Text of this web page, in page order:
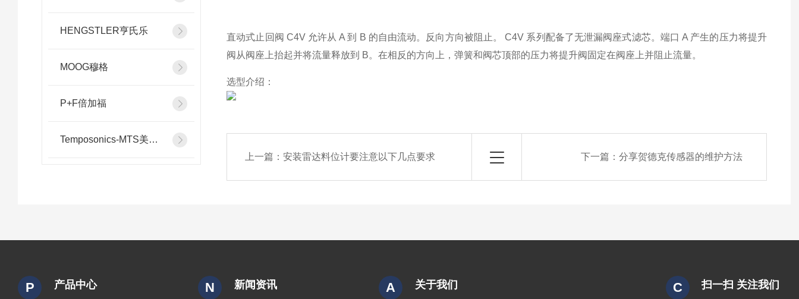
HENGSTLER亨氏乐
MOOG穆格
P+F倍加福
Temposonics-MTS美斯特
直动式止回阀 C4V 允许从 A 到 B 的自由流动。反向方向被阻止。 C4V 系列配备了无泄漏阀座式滤芯。端口 A 产生的压力将提升
阀从阀座上抬起并将流量释放到 B。在相反的方向上，弹簧和阀芯顶部的压力将提升阀固定在阀座上并阻止流量。
选型介绍：
上一篇：安装雷达料位计要注意以下几点要求 下一篇： 分享贺德克传感器的维护方法
P 产品中心 N 新闻资讯 A 关于我们 C 扫一扫 关注我们